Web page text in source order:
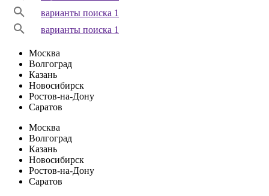
варианты поиска 1
варианты поиска 1
Москва
Волгоград
Казань
Новосибирск
Ростов-на-Дону
Саратов
Москва
Волгоград
Казань
Новосибирск
Ростов-на-Дону
Саратов